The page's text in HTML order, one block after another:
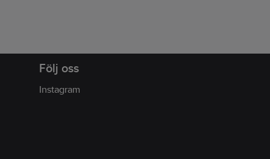
Följ oss
Instagram